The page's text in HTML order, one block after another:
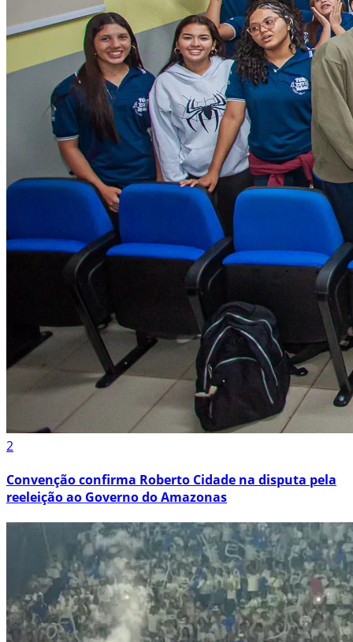
2
Convenção confirma Roberto Cidade na disputa pela
reeleição ao Governo do Amazonas